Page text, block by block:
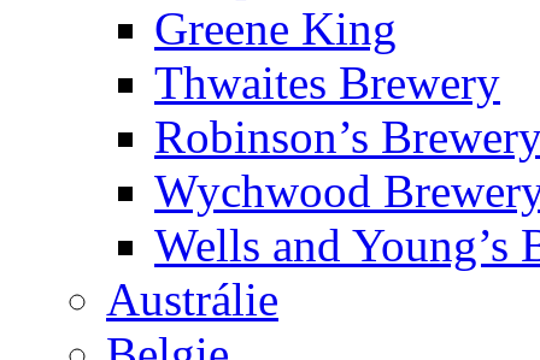
Greene King
Thwaites Brewery
Robinson’s
Wychwood
Wells and Young’s
Austrálie